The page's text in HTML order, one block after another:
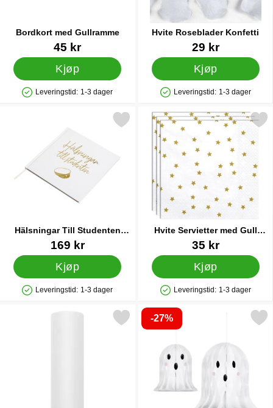
Bordkort med Gullramme
Varenummer 28684
45 kr
Kjøp
Produkttilgjengelighet: På lager
Leveringstid: 1-3 dager
Hvite Roseblader Konfetti
Varenummer 12392
29 kr
Kjøp
Produkttilgjengelighet: På lager
Leveringstid: 1-3 dager
Hälsningar Till Studenten
Gjestebok
Varenummer 27860
169 kr
Kjøp
Produkttilgjengelighet: På lager
Leveringstid: 1-3 dager
Merk hälsningar Till Studenten Gjestebok som favoritt
Hvite Servietter med Gull
Stjerner
Varenummer 33121
35 kr
Kjøp
Produkttilgjengelighet: På lager
Leveringstid: 1-3 dager
Merk hvite Servietter med
Merk hvit Tyllrull liten som favoritt
-27%
Merk hengende Honeycomb